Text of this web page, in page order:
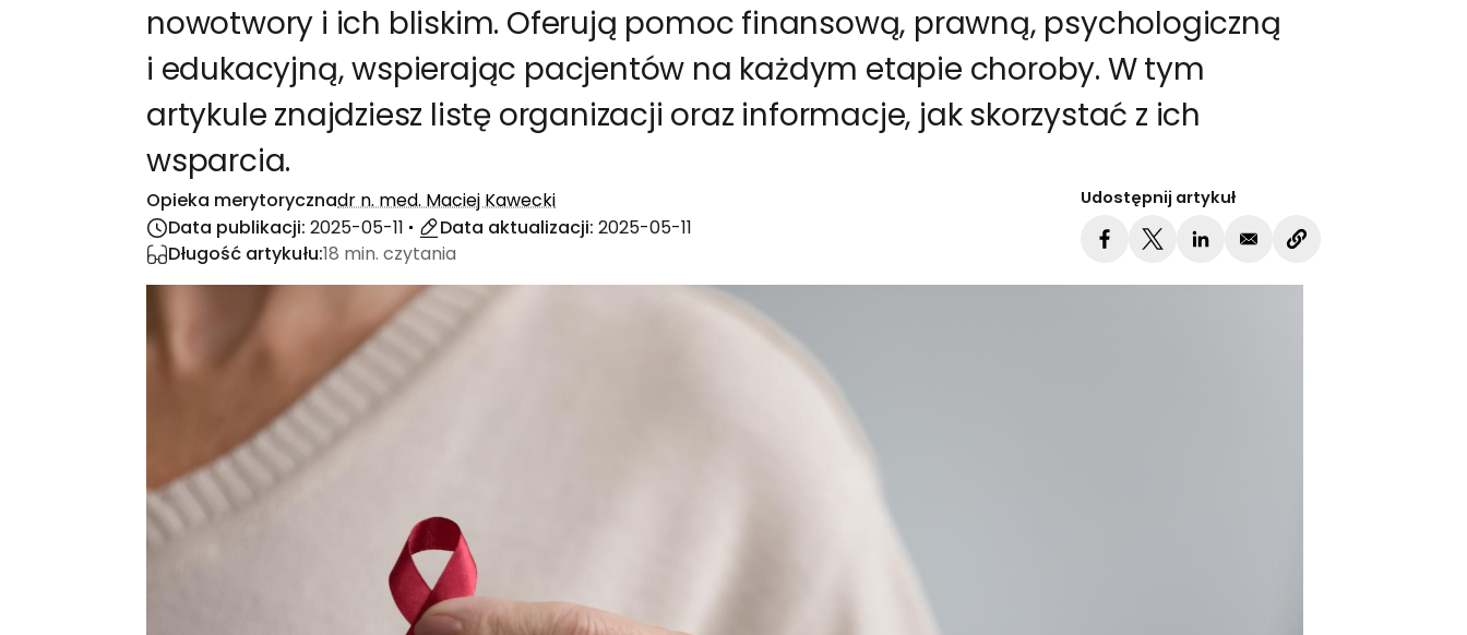
nowotwory i ich bliskim. Oferują pomoc finansową, prawną, psychologiczną
i edukacyjną, wspierając pacjentów na każdym etapie choroby. W tym
artykule znajdziesz listę organizacji oraz informacje, jak skorzystać z ich
wsparcia.
Opieka merytorycznadr n. med. Maciej Kawecki
Data publikacji: 2025-05-11 Data aktualizacji: 2025-05-11
Długość artykułu:18 min. czytania
Udostępnij artykuł